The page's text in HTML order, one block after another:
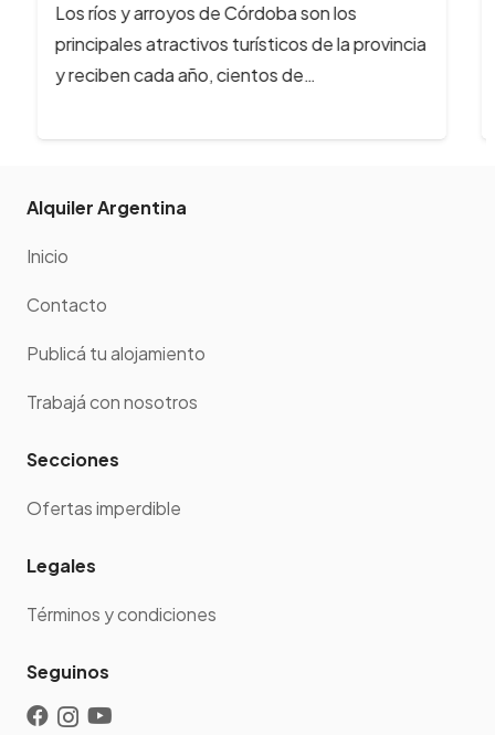
Los ríos y arroyos de Córdoba son los
principales atractivos turísticos de la provincia
y reciben cada año, cientos de…
Alquiler Argentina
Inicio
Contacto
Publicá tu alojamiento
Trabajá con nosotros
Secciones
Ofertas imperdible
Legales
Términos y condiciones
Seguinos